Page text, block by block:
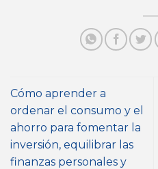
Cómo aprender a
ordenar el consumo y el
ahorro para fomentar la
inversión, equilibrar las
finanzas personales y